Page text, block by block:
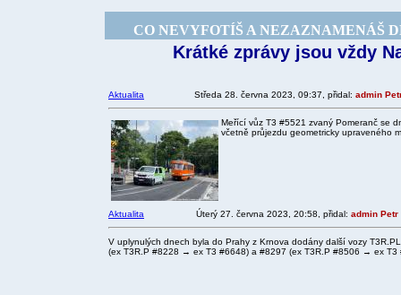
CO NEVYFOTÍŠ A NEZAZNAMENÁŠ
Krátké zprávy jsou vždy
Aktualita Středa 28. června 2023, 09:37, přidal: admin
Meřící vůz T3 #5521 zvaný Pomeranč se
včetně průjezdu geometricky upraveného
Aktualita Úterý 27. června 2023, 20:58, přidal: admin Petr
V uplynulých dnech byla do Prahy z Krnova dodány další vozy
(ex T3R.P #8228 → ex T3 #6648) a #8297 (ex T3R.P #8506 → ex T3